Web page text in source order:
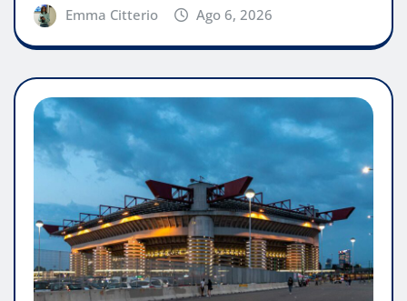
Emma Citterio Ago 6, 2026